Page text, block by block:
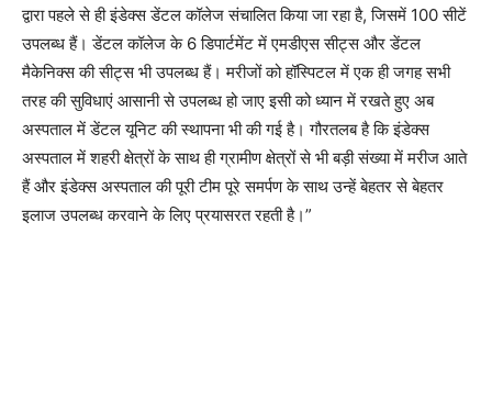
द्वारा पहले से ही इंडेक्स डेंटल कॉलेज संचालित किया जा रहा है, जिसमें 100 सीटें
उपलब्ध हैं। डेंटल कॉलेज के 6 डिपार्टमेंट में एमडीएस सीट्स और डेंटल
मैकेनिक्स की सीट्स भी उपलब्ध हैं। मरीजों को हॉस्पिटल में एक ही जगह सभी
तरह की सुविधाएं आसानी से उपलब्ध हो जाए इसी को ध्यान में रखते हुए अब
अस्पताल में डेंटल यूनिट की स्थापना भी की गई है। गौरतलब है कि इंडेक्स
अस्पताल में शहरी क्षेत्रों के साथ ही ग्रामीण क्षेत्रों से भी बड़ी संख्या में मरीज आते
हैं और इंडेक्स अस्पताल की पूरी टीम पूरे समर्पण के साथ उन्हें बेहतर से बेहतर
इलाज उपलब्ध करवाने के लिए प्रयासरत रहती है।”